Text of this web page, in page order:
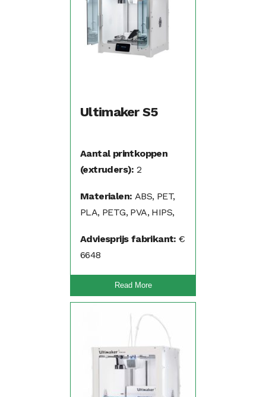
Ultimaker S5
Aantal printkoppen
(extruders):2
Materialen: ABS, PET,
PLA, PETG, PVA, HIPS,
TPU)
Adviesprijs fabrikant:€
6648
Read More